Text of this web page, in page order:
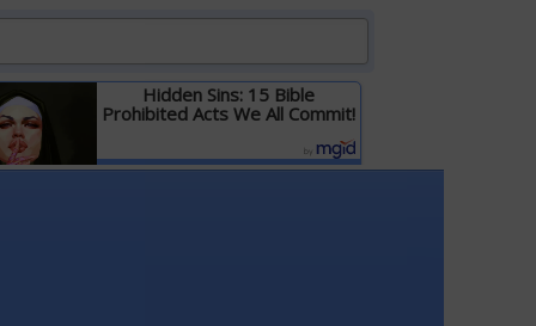
Hidden Sins: 15 Bible
Prohibited Acts We All Commit!
Детальніше